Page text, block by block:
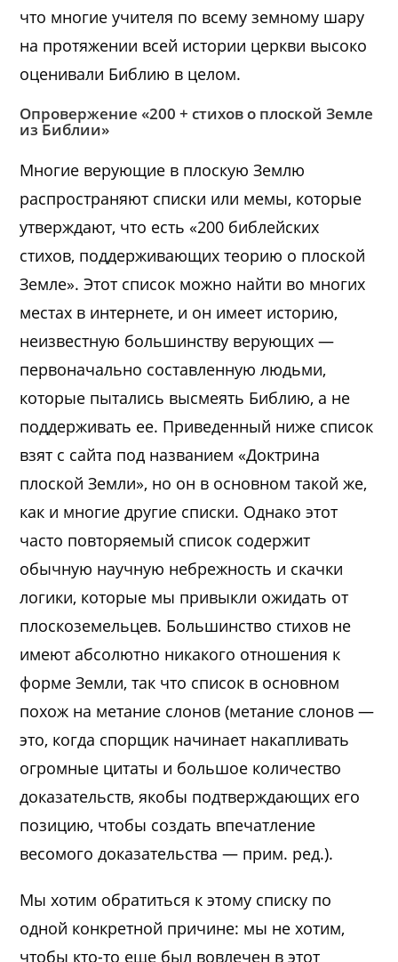
что многие учителя по всему земному шару
на протяжении всей истории церкви высоко
оценивали Библию в целом.
Опровержение «200 + стихов о плоской Земле
из Библии»
Многие верующие в плоскую Землю
распространяют списки или мемы, которые
утверждают, что есть «200 библейских
стихов, поддерживающих теорию о плоской
Земле». Этот список можно найти во многих
местах в интернете, и он имеет историю,
неизвестную большинству верующих —
первоначально составленную людьми,
которые пытались высмеять Библию, а не
поддерживать ее. Приведенный ниже список
взят с сайта под названием «Доктрина
плоской Земли», но он в основном такой же,
как и многие другие списки. Однако этот
часто повторяемый список содержит
обычную научную небрежность и скачки
логики, которые мы привыкли ожидать от
плоскоземельцев. Большинство стихов не
имеют абсолютно никакого отношения к
форме Земли, так что список в основном
похож на метание слонов (метание слонов —
это, когда спорщик начинает накапливать
огромные цитаты и большое количество
доказательств, якобы подтверждающих его
позицию, чтобы создать впечатление
весомого доказательства — прим. ред.).
Мы хотим обратиться к этому списку по
одной конкретной причине: мы не хотим,
чтобы кто-то еще был вовлечен в этот